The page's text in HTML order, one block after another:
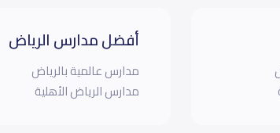
أفضل مدارس الرياض
مدارس عالمية بالرياض
مدارس الرياض الأهلية